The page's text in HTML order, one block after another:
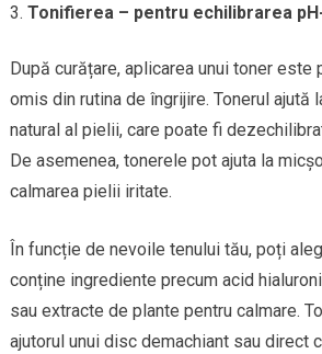
Tonifierea – pentru echilibrarea
După curățare, aplicarea unui toner este
omis din rutina de îngrijire. Tonerul ajută
natural al pielii, care poate fi
De asemenea, tonerele pot ajuta la
calmarea pielii iritate.
În funcție de nevoile tenului tău, poți
conține ingrediente precum acid
sau extracte de plante pentru calmare.
ajutorul unui disc demachiant sau direct